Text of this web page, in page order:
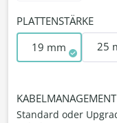
PLATTENSTÄRKE
19 mm
25
KABELMANAGEMENT
Standard oder